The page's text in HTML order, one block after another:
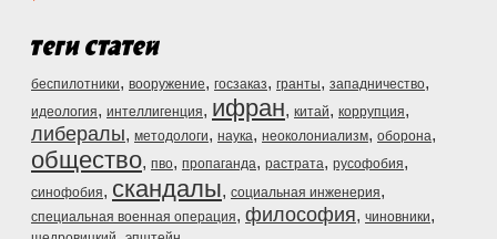
беспилотники, вооружение, госзаказ, гранты, западничество,
идеология, интеллигенция, ифран, китай, коррупция,
либералы, методологи, наука, неоколониализм, оборона,
общество, пво, пропаганда, растрата, русофобия,
синофобия, скандалы, социальная инженерия,
специальная военная операция, философия, чиновники,